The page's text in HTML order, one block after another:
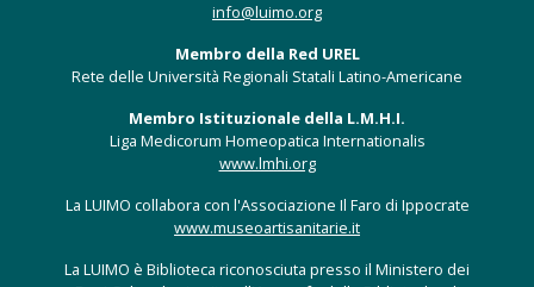
info@luimo.org
Membro della Red UREL
Rete delle Università Regionali Statali Latino-Americane
Membro Istituzionale della L.M.H.I.
Liga Medicorum Homeopatica Internationalis
www.lmhi.org
La LUIMO collabora con l'Associazione Il Faro di Ippocrate
www.museoartisanitarie.it
La LUIMO è Biblioteca riconosciuta presso il Ministero dei